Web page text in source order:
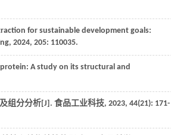
for sustainable development goals:
, 2024, 205: 110035.
A study on its structural and
组分分析[J]. 食品工业科技, 2023, 44(21): 171-